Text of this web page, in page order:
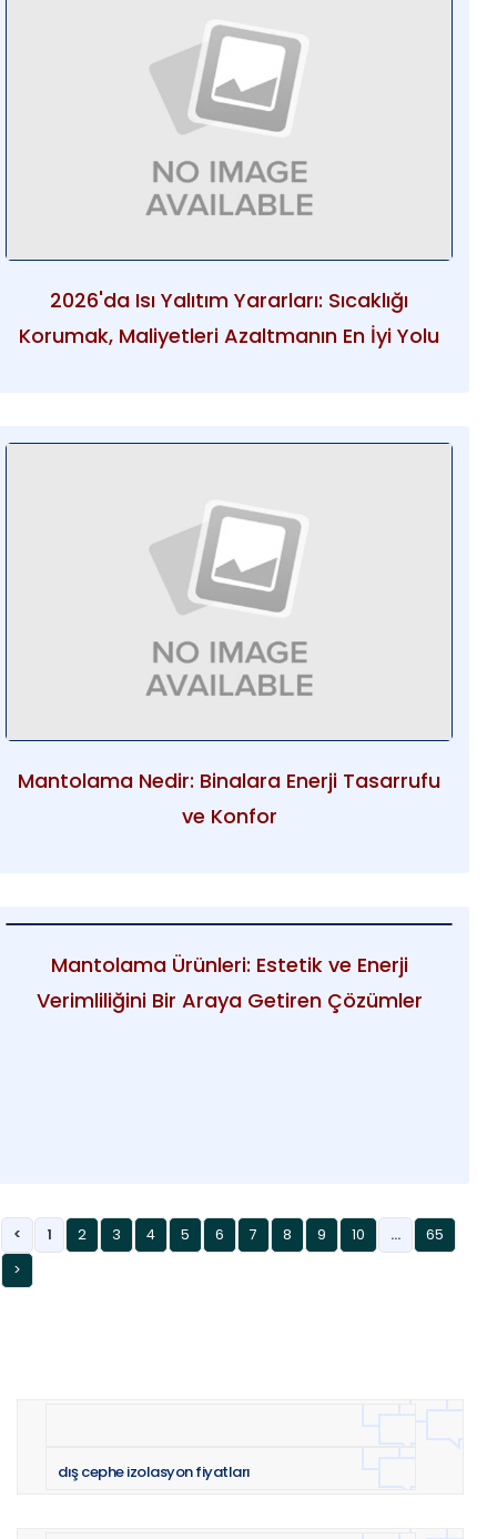
2026'da Isı Yalıtım Yararları: Sıcaklığı
Korumak, Maliyetleri Azaltmanın En İyi Yolu
Mantolama Nedir: Binalara Enerji Tasarrufu
ve Konfor
Mantolama Ürünleri: Estetik ve Enerji
Verimliliğini Bir Araya Getiren Çözümler
< 1 2 3 4 5 6 7 8 9 10 ...
65
>
dış cephe izolasyon fiyatları